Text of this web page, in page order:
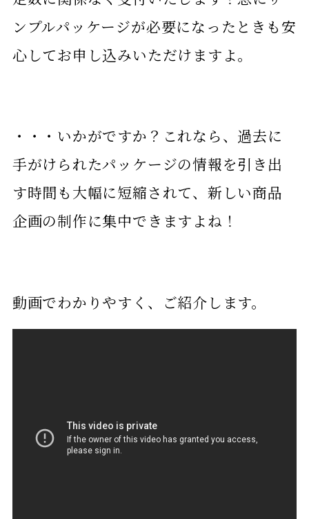
ンプルパッケージが必要になったときも安
心してお申し込みいただけますよ。
・・・いかがですか？これなら、過去に
手がけられたパッケージの情報を引き出
す時間も大幅に短縮されて、新しい商品
企画の制作に集中できますよね！
動画でわかりやすく、ご紹介します。